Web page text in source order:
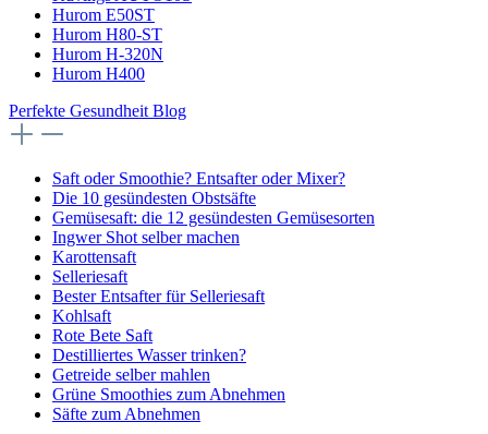
Hurom E50ST
Hurom H80-ST
Hurom H-320N
Hurom H400
Perfekte Gesundheit Blog
Saft oder Smoothie? Entsafter oder Mixer?
Die 10 gesündesten Obstsäfte
Gemüsesaft: die 12 gesündesten Gemüsesorten
Ingwer Shot selber machen
Karottensaft
Selleriesaft
Bester Entsafter für Selleriesaft
Kohlsaft
Rote Bete Saft
Destilliertes Wasser trinken?
Getreide selber mahlen
Grüne Smoothies zum Abnehmen
Säfte zum Abnehmen